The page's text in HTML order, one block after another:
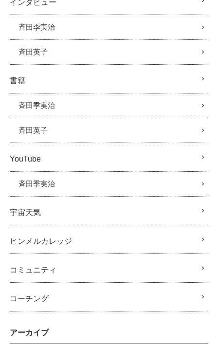
インタビュー
斉田季実治
斉田英子
書籍
斉田季実治
斉田英子
YouTube
斉田季実治
宇宙天気
ヒンメルカレッジ
コミュニティ
コーチング
アーカイブ